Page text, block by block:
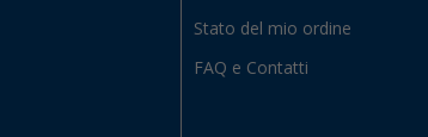
Stato del mio ordine
FAQ e Contatti